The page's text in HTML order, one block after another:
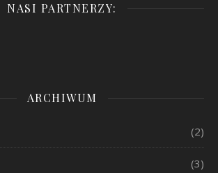
NASI PARTNERZY:
ARCHIWUM
(2)
(3)